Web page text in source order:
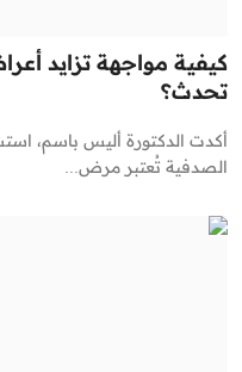
كيفية مواجهة تزايد
تحدث؟
أكدت الدكتورة أليس باسم،
الصدفية تُعتبر مرض...